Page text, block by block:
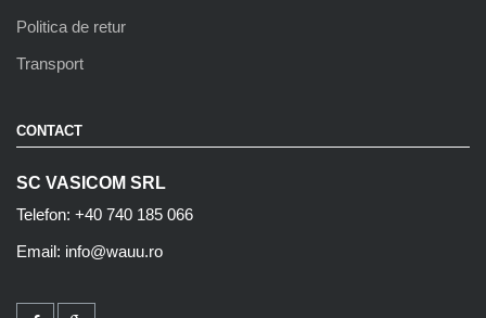
Politica de retur
Transport
CONTACT
SC VASICOM SRL
Telefon: +40 740 185 066
Email: info@wauu.ro